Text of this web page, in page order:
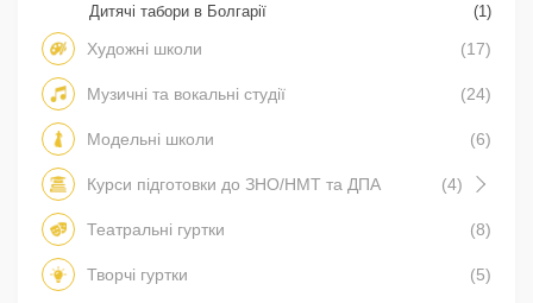
Дитячі табори в Болгарії
(1)
Художні школи (17)
Музичні та вокальні студії (24)
Модельні школи (6)
Курси підготовки до ЗНО/НМТ та ДПА (4)
Театральні гуртки (8)
Творчі гуртки (5)